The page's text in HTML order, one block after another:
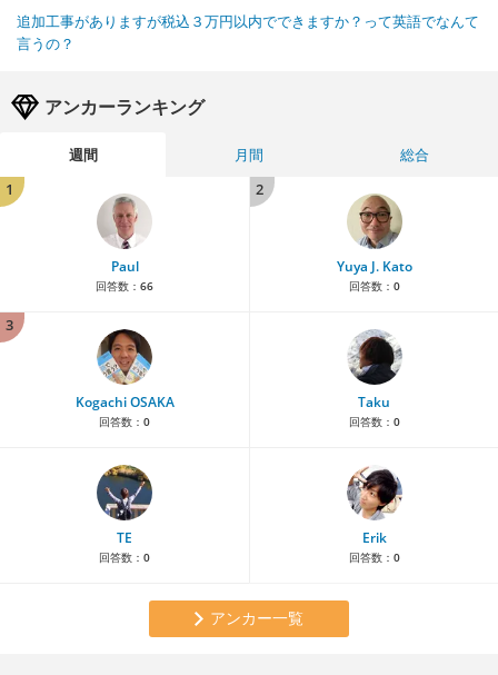
追加工事がありますが税込３万円以内でできますか？って英語でなんて
言うの？
アンカーランキング
週間 月間
総合
1
Paul
回答数： 66
2
Yuya J. Kato
回答数： 0
3
Kogachi OSAKA
回答数： 0
Taku
回答数： 0
TE
回答数： 0
Erik
回答数： 0
アンカー一覧